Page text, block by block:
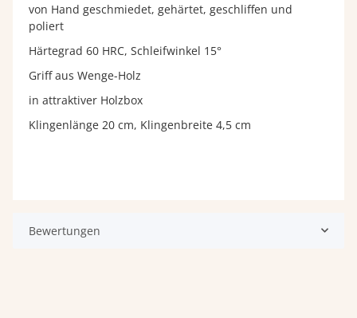
von Hand geschmiedet, gehärtet, geschliffen und
poliert
Härtegrad 60 HRC, Schleifwinkel 15°
Griff aus Wenge-Holz
in attraktiver Holzbox
Klingenlänge 20 cm, Klingenbreite 4,5 cm
Bewertungen